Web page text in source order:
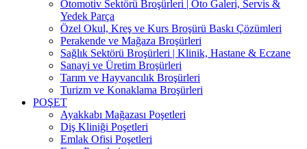
Otomotiv Sektörü Broşürleri | Oto Galeri, Servis &
Yedek Parça
Özel Okul, Kreş ve Kurs Broşürü Baskı Çözümleri
Perakende ve Mağaza Broşürleri
Sağlık Sektörü Broşürleri | Klinik, Hastane & Eczane
Sanayi ve Üretim Broşürleri
Tarım ve Hayvancılık Broşürleri
Turizm ve Konaklama Broşürleri
POŞET
Ayakkabı Mağazası Poşetleri
Diş Kliniği Poşetleri
Emlak Ofisi Poşetleri